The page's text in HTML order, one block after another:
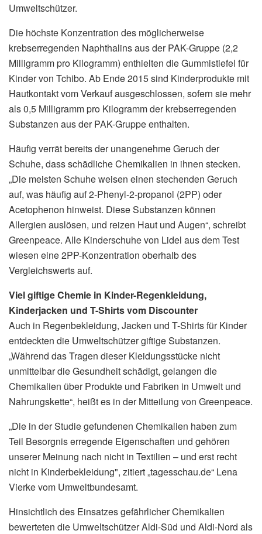
Umweltschützer.
Die höchste Konzentration des möglicherweise
krebserregenden Naphthalins aus der PAK-Gruppe (2,2
Milligramm pro Kilogramm) enthielten die Gummistiefel für
Kinder von Tchibo. Ab Ende 2015 sind Kinderprodukte mit
Hautkontakt vom Verkauf ausgeschlossen, sofern sie mehr
als 0,5 Milligramm pro Kilogramm der krebserregenden
Substanzen aus der PAK-Gruppe enthalten.
Häufig verrät bereits der unangenehme Geruch der
Schuhe, dass schädliche Chemikalien in ihnen stecken.
„Die meisten Schuhe weisen einen stechenden Geruch
auf, was häufig auf 2-Phenyl-2-propanol (2PP) oder
Acetophenon hinweist. Diese Substanzen können
Allergien auslösen, und reizen Haut und Augen“, schreibt
Greenpeace. Alle Kinderschuhe von Lidel aus dem Test
wiesen eine 2PP-Konzentration oberhalb des
Vergleichswerts auf.
Viel giftige Chemie in Kinder-Regenkleidung,
Kinderjacken und T-Shirts vom Discounter
Auch in Regenbekleidung, Jacken und T-Shirts für Kinder
entdeckten die Umweltschützer giftige Substanzen.
„Während das Tragen dieser Kleidungsstücke nicht
unmittelbar die Gesundheit schädigt, gelangen die
Chemikalien über Produkte und Fabriken in Umwelt und
Nahrungskette“, heißt es in der Mitteilung von Greenpeace.
„Die in der Studie gefundenen Chemikalien haben zum
Teil Besorgnis erregende Eigenschaften und gehören
unserer Meinung nach nicht in Textilien – und erst recht
nicht in Kinderbekleidung", zitiert „tagesschau.de“ Lena
Vierke vom Umweltbundesamt.
Hinsichtlich des Einsatzes gefährlicher Chemikalien
bewerteten die Umweltschützer Aldi-Süd und Aldi-Nord als